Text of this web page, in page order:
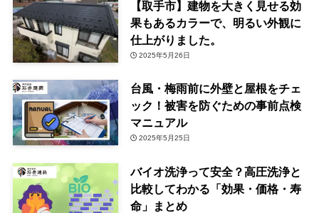
【取手市】建物を大きく見せる効
果もあるカラーで、明るい外観に
仕上がりました。
2025年5月26日
台風・梅雨前に外壁と屋根をチェ
ック！被害を防ぐための事前点検
マニュアル
2025年5月25日
バイオ洗浄って安全？高圧洗浄と
比較してわかる「効果・価格・寿
命」まとめ